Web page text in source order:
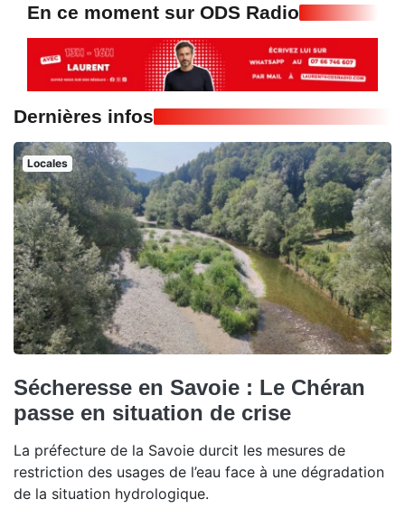
En ce moment sur ODS Radio
Dernières infos
Locales
Sécheresse en Savoie : Le Chéran
passe en situation de crise
La préfecture de la Savoie durcit les mesures de
restriction des usages de l’eau face à une dégradation
de la situation hydrologique.